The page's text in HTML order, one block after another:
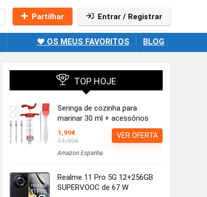
Partilhar Entrar / Registrar
❤️ OS MEUS FAVORITOS BLOG
TOP HOJE
Seringa de cozinha para
marinar 30 ml + acessórios
1,99€
11,99€
Amazon Espanha
VER OFERTA
Realme 11 Pro 5G 12+256GB
SUPERVOOC de 67 W